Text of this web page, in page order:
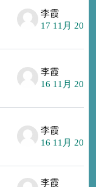
李霞
17 11月 2016
李霞
16 11月 2016
李霞
16 11月 2016
李霞